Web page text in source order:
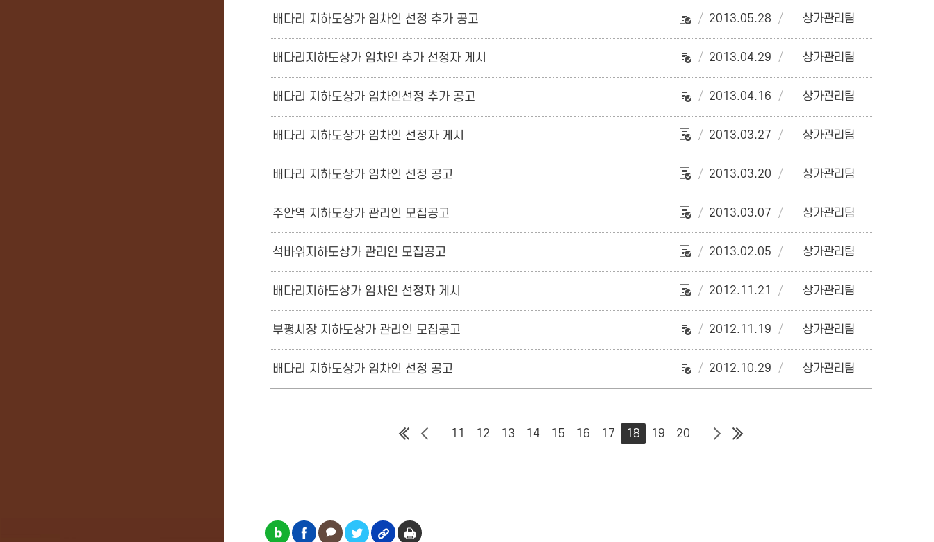
배다리 지하도상가 임차인 선정 추가 공고 2013.05.28 상가관리팀
배다리지하도상가 임차인 추가 선정자 게시 2013.04.29 상가관리팀
배다리 지하도상가 임차인선정 추가 공고 2013.04.16 상가관리팀
배다리 지하도상가 임차인 선정자 게시 2013.03.27 상가관리팀
배다리 지하도상가 임차인 선정 공고 2013.03.20 상가관리팀
주안역 지하도상가 관리인 모집공고 2013.03.07 상가관리팀
석바위지하도상가 관리인 모집공고 2013.02.05 상가관리팀
배다리지하도상가 임차인 선정자 게시 2012.11.21 상가관리팀
부평시장 지하도상가 관리인 모집공고 2012.11.19 상가관리팀
배다리 지하도상가 임차인 선정 공고 2012.10.29 상가관리팀
11 12 13 14 15 16 17 18 19 20